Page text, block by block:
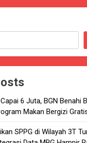
7 Tahun.
6 Juta, BGN Benahi
Makan Bergizi
SPPG di Wilayah 3T